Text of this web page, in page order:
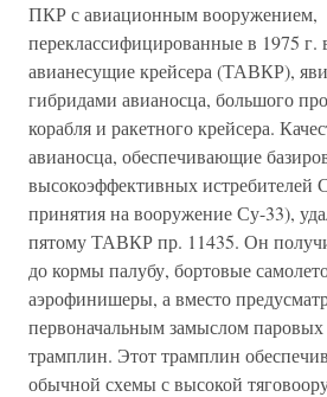
ПКР с авиационным вооружением,
переклассифицированные в 1975 г.
авианесущие крейсера (ТАВКР),
гибридами авианосца, большого
корабля и ракетного крейсера.
авианосца, обеспечивающие
высокоэффективных истребителей
принятия на вооружение Су-33),
пятому ТАВКР пр. 11435. Он
до кормы палубу, бортовые
аэрофинишеры, а вместо
первоначальным замыслом паровых
трамплин. Этот трамплин
обычной схемы с высокой